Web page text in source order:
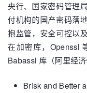
央行、国家密码管理
付机构的国产密码落
抱监管，安全可控以
在加密库，Openssl
Babassl 库（阿里经济
Brisk and Better